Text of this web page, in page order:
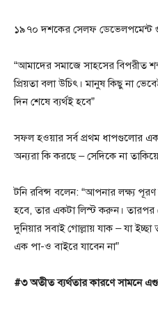
১৯৭০ দশকের সেলফ ডেভেলপমেন্ট
“আমাদের সমাজে সাহসের বিপরীত
প্রিয়তা বলা উচিৎ। মানুষ কিছু না
দিন শেষে ব্যর্থই হবে”
সফল হওয়ার সর্ব প্রথম ধাপগুলোর
অন্যরা কি করছে – সেদিকে না
টনি রবিন্স বলেন: “আপনার লক্ষ্য
হবে, তার একটা লিস্ট করুন। তারপর
দুনিয়ার সবাই গোল্লায় যাক – যা
এক পা-ও বাইরে যাবেন না”
#৩ অতীত ব্যর্থতার কারণে সামনে